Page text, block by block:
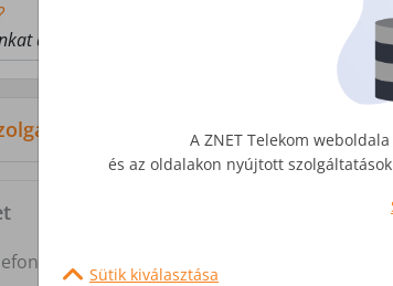
a 1277-es telefonszámon, vagy
írjon nekünk!
érdekli!
és tv szolgáltatás
A ZNET Telekom
és az oldalakon nyújtott
Sütik kiválasztása